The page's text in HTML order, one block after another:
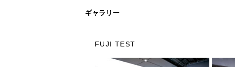
ギャラリー
FUJI TEST